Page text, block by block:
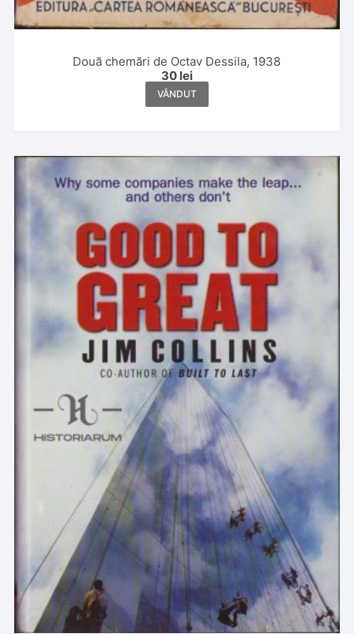
Două chemări de Octav Dessila, 1938
30 lei
VÂNDUT